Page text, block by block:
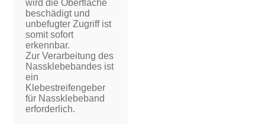
wird die Oberfläche
beschädigt und
unbefugter Zugriff ist
somit sofort
erkennbar.
Zur Verarbeitung des
Nassklebebandes ist
ein
Klebestreifengeber
für Nassklebeband
erforderlich.